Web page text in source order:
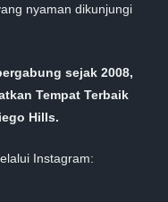
nyaman dikunjungi
sejak 2008,
Tempat Terbaik
Hills.
Instagram: